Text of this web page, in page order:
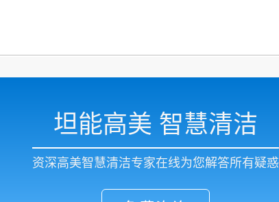
坦能高美 智慧清洁
资深高美智慧清洁专家在线为您解答所有疑惑